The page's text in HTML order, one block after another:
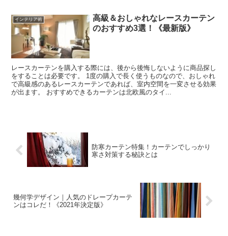
インテリア術
高級＆おしゃれなレースカーテン
のおすすめ3選！《最新版》
レースカーテンを購入する際には、後から後悔しないように商品探し
をすることは必要です。 1度の購入で長く使うものなので、おしゃれ
で高級感のあるレースカーテンであれば、室内空間を一変させる効果
が出ます。 おすすめできるカーテンは北欧風のタイ...
防寒カーテン特集！カーテンでしっかり
寒さ対策する秘訣とは
幾何学デザイン｜人気のドレープカーテ
ンはコレだ！《2021年決定版》